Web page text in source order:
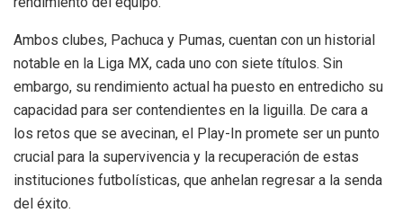
Ambos clubes, Pachuca y Pumas, cuentan con un historial
notable en la Liga MX, cada uno con siete títulos. Sin
embargo, su rendimiento actual ha puesto en entredicho su
capacidad para ser contendientes en la liguilla. De cara a
los retos que se avecinan, el Play-In promete ser un punto
crucial para la supervivencia y la recuperación de estas
instituciones futbolísticas, que anhelan regresar a la senda
del éxito.